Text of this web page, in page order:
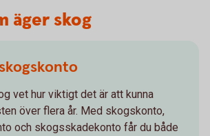
äger skog
vet hur viktigt det är att kunna
över flera år. Med skogskonto,
och skogsskadekonto får du både